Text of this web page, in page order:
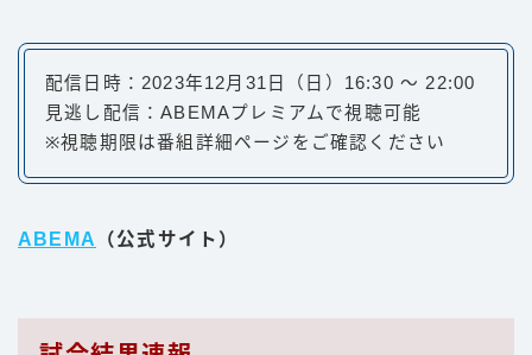
配信日時：2023年12月31日（日）16:30 〜 22:00
見逃し配信：ABEMAプレミアムで視聴可能
※視聴期限は番組詳細ページをご確認ください
ABEMA （公式サイト）